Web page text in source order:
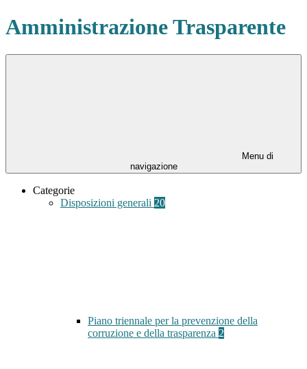
Amministrazione Trasparente
Menu di
navigazione
Categorie
Disposizioni generali 20
Piano triennale per la prevenzione della
corruzione e della trasparenza 2